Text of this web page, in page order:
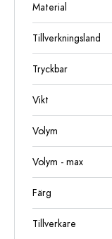
Material
Tillverkningsland
Tryckbar
Vikt
Volym
Volym - max
Färg
Tillverkare